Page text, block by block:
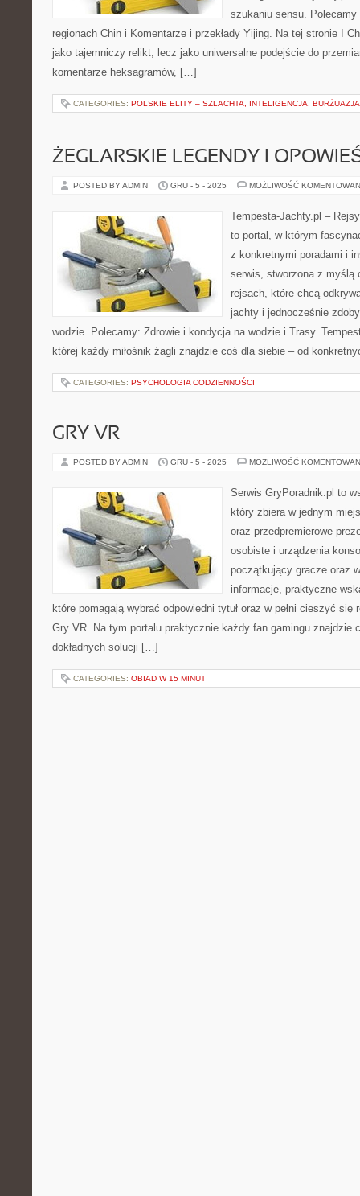
szukaniu sensu.
regionach Chin i Komentarze i przekłady Yijing. Na tej stronie I
jako tajemniczy relikt, lecz jako uniwersalne podejście do
komentarze heksagramów, […]
CATEGORIES: POLSKIE ELITY – SZLACHTA, INTELIGENCJA, BURŻUAZJA
ŻEGLARSKIE LEGENDY I
POSTED BY ADMIN GRU - 5 - 2025 MOŻLIWOŚĆ
Tempesta-Jachty.pl –
to portal, w którym
z konkretnymi poradami i
serwis, stworzona z myślą
rejsach, które chcą
jachty i jednocześnie
wodzie. Polecamy: Zdrowie i kondycja na wodzie i Trasy.
której każdy miłośnik żagli znajdzie coś dla siebie – od
CATEGORIES: PSYCHOLOGIA CODZIENNOŚCI
GRY VR
POSTED BY ADMIN GRU - 5 - 2025 MOŻLIWOŚĆ
Serwis GryPoradnik.pl to
który zbiera w jednym
oraz przedpremierowe
osobiste i urządzenia
początkujący gracze oraz
informacje, praktyczne
które pomagają wybrać odpowiedni tytuł oraz w pełni cieszyć
Gry VR. Na tym portalu praktycznie każdy fan gamingu znajdzie
dokładnych solucji […]
CATEGORIES: OBIAD W 15 MINUT